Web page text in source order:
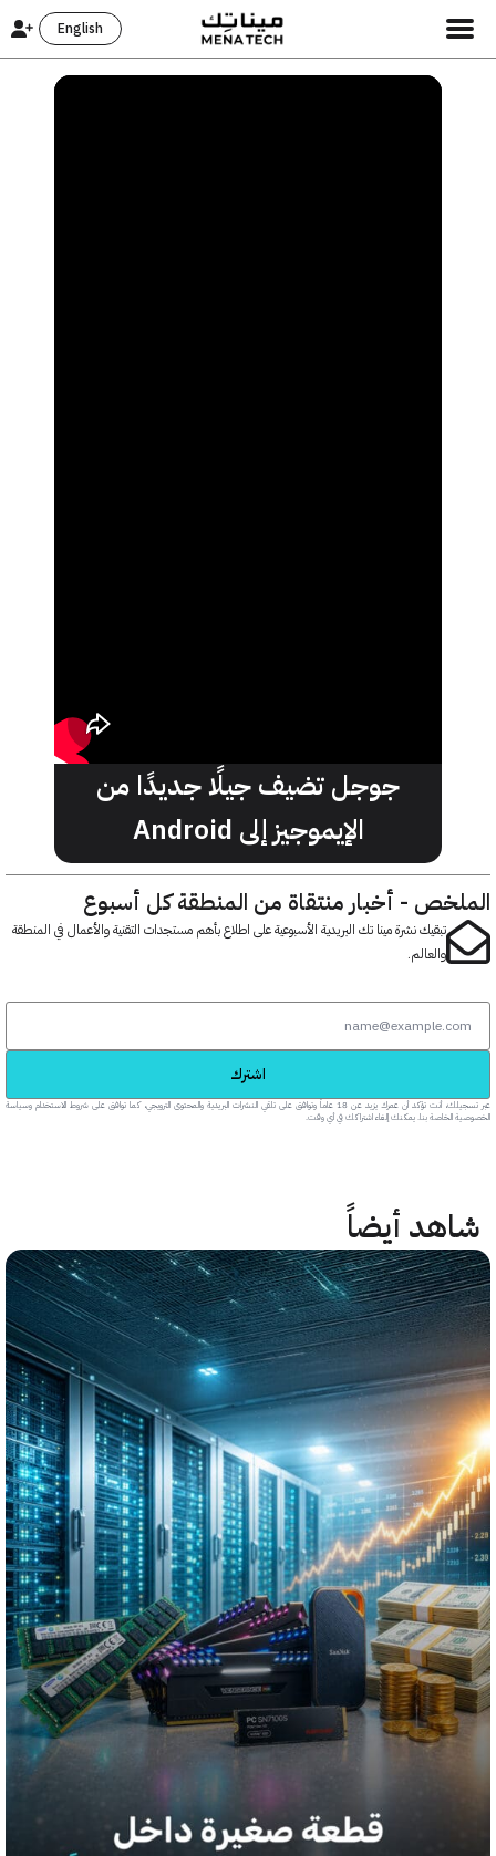
English
جوجل تضيف جيلًا جديدًا من
الإيموجيز إلى Android
- أخبار منتقاة من المنطقة كل أسبوع
تبقيك نشرة مينا تك البريدية الأسبوعية على اطلاع بأهم مستجدات التقنية والأعمال في المنطقة
والعالم.
عبر تسجيلك، أنت تؤكد أن عمرك يزيد عن 18 عاماً وتوافق على تلقي النشرات البريدية والمحتوى الترويجي، كما توافق على شروط الاستخدام وسياسة
بنا. يمكنك إلغاء اشتراكك في أي وقت.
أيضاً